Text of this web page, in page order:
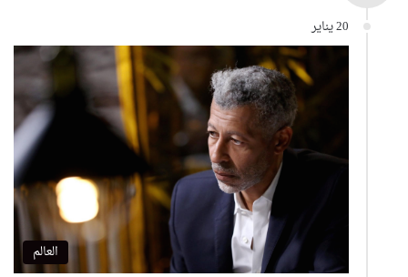
20 يناير
العالم